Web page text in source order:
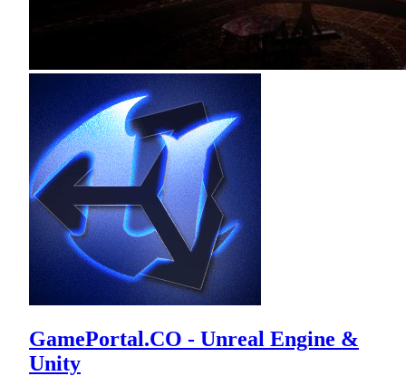
GamePortal.CO - Unreal Engine &
Unity